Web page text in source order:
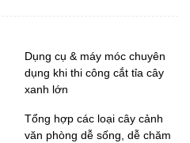
Dụng cụ & máy móc chuyên
dụng khi thi công cắt tỉa cây
xanh lớn
Tổng hợp các loại cây cảnh
văn phòng dễ sống, dễ chăm